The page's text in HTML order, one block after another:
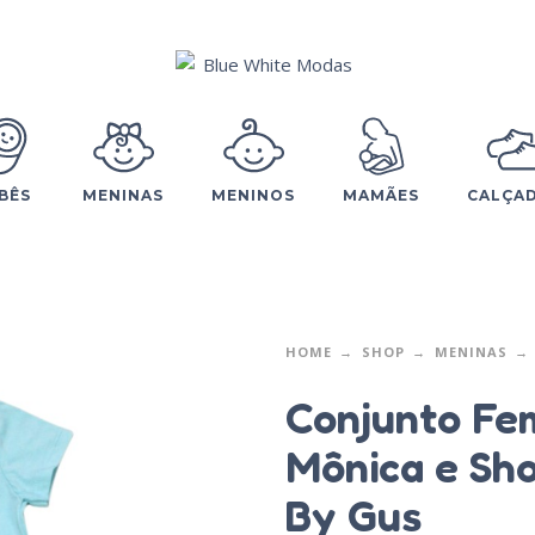
MENINAS MENINOS MAMÃES
HOME SHOP MENINAS
Conjunto
Mônica e
By Gus